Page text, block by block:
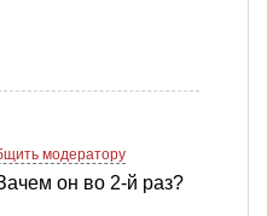
модератору
он во 2-й раз?